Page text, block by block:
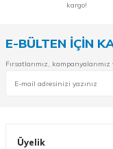
kargo!
E-BÜLTEN İÇİN
Fırsatlarımız,
Üyelik